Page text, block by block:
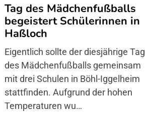
Tag des Mädchenfußballs
begeistert Schülerinnen in
Haßloch
Eigentlich sollte der diesjährige Tag
des Mädchenfußballs gemeinsam
mit drei Schulen in Böhl-Iggelheim
stattfinden. Aufgrund der hohen
Temperaturen wu…